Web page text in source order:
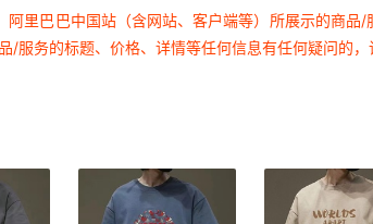
里巴巴中国站（含网站、客户端等）所展示的商
服务的标题、价格、详情等任何信息有任何疑问的